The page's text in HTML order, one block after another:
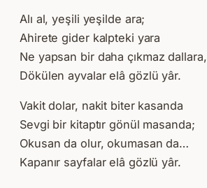
Alı al, yeşili yeşilde ara;
Ahirete gider kalpteki yara
Ne yapsan bir daha çıkmaz dallara,
Dökülen ayvalar elâ gözlü yâr.
Vakit dolar, nakit biter kasanda
Sevgi bir kitaptır gönül masanda;
Okusan da olur, okumasan da…
Kapanır sayfalar elâ gözlü yâr.